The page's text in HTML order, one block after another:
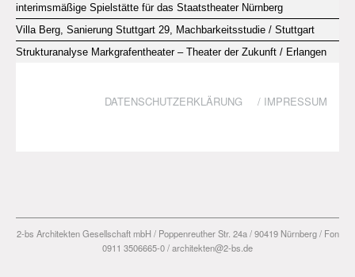
interimsmäßige Spielstätte für das Staatstheater Nürnberg
Villa Berg, Sanierung Stuttgart 29, Machbarkeitsstudie / Stuttgart
Strukturanalyse Markgrafentheater – Theater der Zukunft / Erlangen
DATENSCHUTZERKLÄRUNG / IMPRESSUM
2-bs Architekten Gesellschaft mbH / Poppenreuther Str. 24a / 90419 Nürnberg / Fon
0911 3506665-0 / architekten@2-bs.de